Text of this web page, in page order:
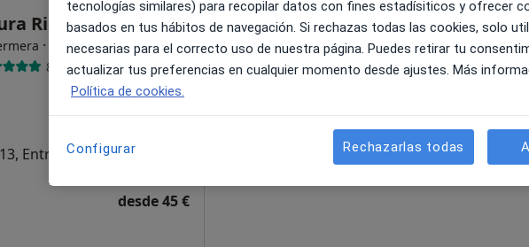
Riquelme Ros
· Ver más
82 opiniones
Plaça del Bisbe Siuri 13, Entresuelo B, Elche
desde 45 €
La reserva de cita online no está
Pedir una cita
tecnologías similares) para recopilar datos con fines estadísiticos y ofrecer
basados en tus hábitos de navegación. Si rechazas todas las cookies, solo
necesarias para el correcto uso de nuestra página. Puedes retirar tu
actualizar tus preferencias en cualquier momento desde ajustes. Más
Política de cookies.
Configurar Rechazarlas todas